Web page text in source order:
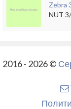
Zebra
NUT
2016 - 2026 ©